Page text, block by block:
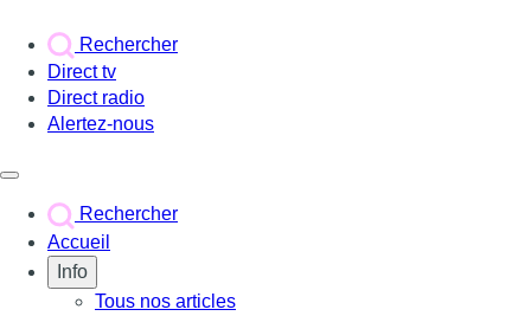
Rechercher
Direct tv
Direct radio
Alertez-nous
Rechercher
Accueil
Info
Tous nos articles